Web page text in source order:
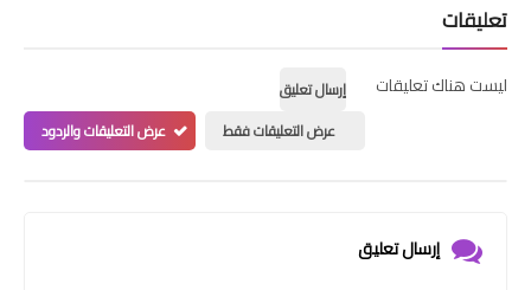
تعليقات
ليست هناك تعليقات
إرسال تعليق
عرض التعليقات فقط
عرض التعليقات والردود
إرسال تعليق